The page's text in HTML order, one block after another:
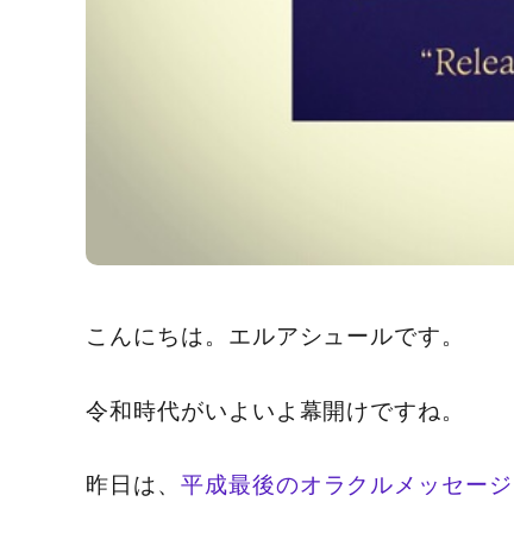
こんにちは。エルアシュールです。
令和時代がいよいよ幕開けですね。
昨日は、 平成最後のオラクルメッセージ